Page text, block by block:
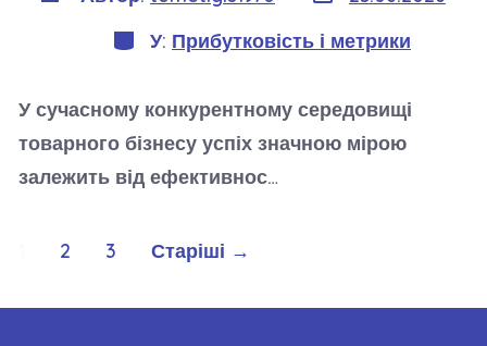
запису запису
Категорії
У: Прибутковість і метрики
У сучасному конкурентному середовищі
товарного бізнесу успіх значною мірою
залежить від ефективнос…
Навігація
записів
2 3 Старіші →